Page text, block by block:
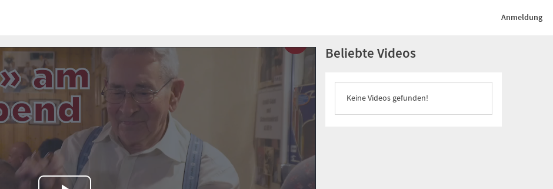
Anmeldung
Beliebte Videos
Keine Videos gefunden!